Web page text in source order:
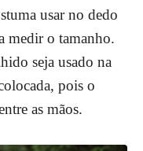
usar no dedo
medir o tamanho.
seja usado na
pois o
as mãos.